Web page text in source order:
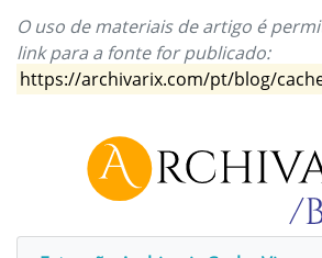
O uso de materiais de artigo é
link para a fonte for publicado:
https://archivarix.com/pt/blog/